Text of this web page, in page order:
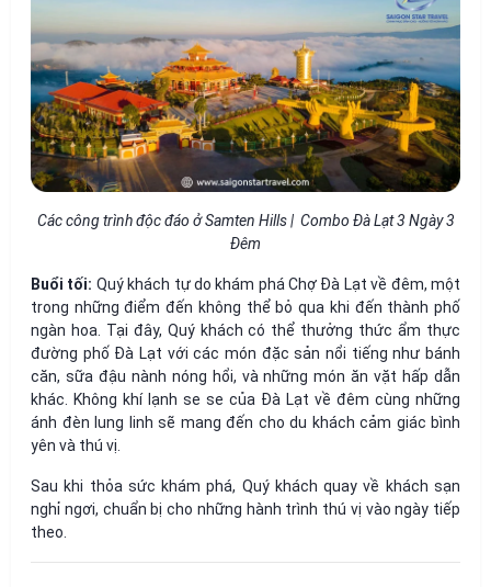
Các công trình độc đáo ở Samten Hills | Combo Đà Lạt 3 Ngày 3
Đêm
Buổi tối: Quý khách tự do khám phá Chợ Đà Lạt về đêm, một
trong những điểm đến không thể bỏ qua khi đến thành phố
ngàn hoa. Tại đây, Quý khách có thể thưởng thức ẩm thực
đường phố Đà Lạt với các món đặc sản nổi tiếng như bánh
căn, sữa đậu nành nóng hổi, và những món ăn vặt hấp dẫn
khác. Không khí lạnh se se của Đà Lạt về đêm cùng những
ánh đèn lung linh sẽ mang đến cho du khách cảm giác bình
yên và thú vị.
Sau khi thỏa sức khám phá, Quý khách quay về khách sạn
nghỉ ngơi, chuẩn bị cho những hành trình thú vị vào ngày tiếp
theo.